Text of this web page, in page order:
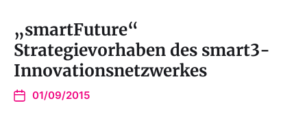
„smartFuture“
Strategievorhaben des smart3-
Innovationsnetzwerkes
01/09/2015